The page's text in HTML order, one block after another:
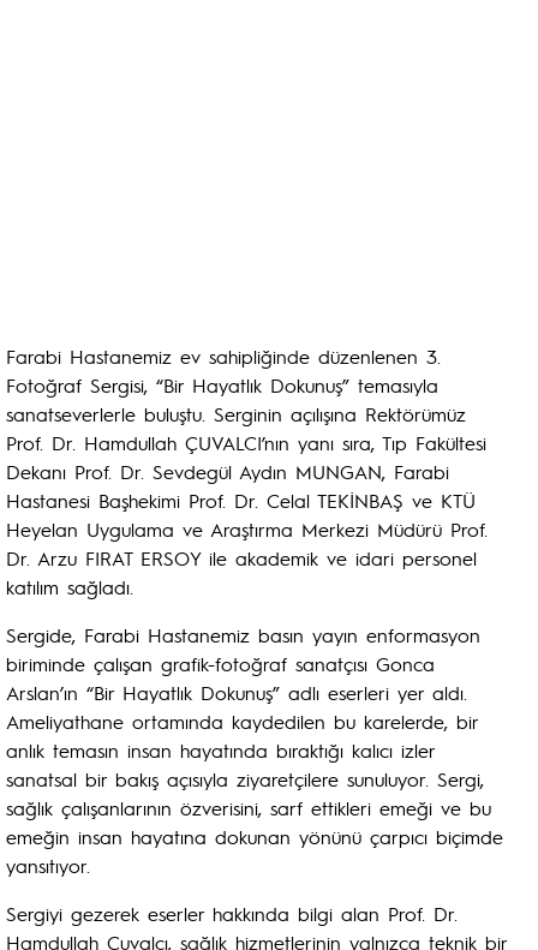
Farabi Hastanemiz ev sahipliğinde düzenlenen 3.
Fotoğraf Sergisi, “Bir Hayatlık Dokunuş” temasıyla
sanatseverlerle buluştu. Serginin açılışına Rektörümüz
Prof. Dr. Hamdullah ÇUVALCI’nın yanı sıra, Tıp Fakültesi
Dekanı Prof. Dr. Sevdegül Aydın MUNGAN, Farabi
Hastanesi Başhekimi Prof. Dr. Celal TEKİNBAŞ ve KTÜ
Heyelan Uygulama ve Araştırma Merkezi Müdürü Prof.
Dr. Arzu FIRAT ERSOY ile akademik ve idari personel
katılım sağladı.
Sergide, Farabi Hastanemiz basın yayın enformasyon
biriminde çalışan grafik-fotoğraf sanatçısı Gonca
Arslan’ın “Bir Hayatlık Dokunuş” adlı eserleri yer aldı.
Ameliyathane ortamında kaydedilen bu karelerde, bir
anlık temasın insan hayatında bıraktığı kalıcı izler
sanatsal bir bakış açısıyla ziyaretçilere sunuluyor. Sergi,
sağlık çalışanlarının özverisini, sarf ettikleri emeği ve bu
emeğin insan hayatına dokunan yönünü çarpıcı biçimde
yansıtıyor.
Sergiyi gezerek eserler hakkında bilgi alan Prof. Dr.
Hamdullah Çuvalcı, sağlık hizmetlerinin yalnızca teknik bir